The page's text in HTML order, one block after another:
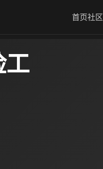
首页社区